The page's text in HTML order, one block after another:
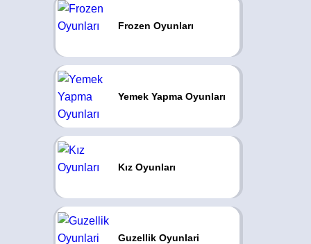
Frozen Oyunları
Yemek Yapma Oyunları
Kız Oyunları
Guzellik Oyunlari